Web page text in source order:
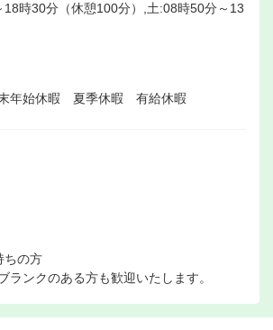
18時30分（休憩100分）,土:08時50分～13
年始休暇 夏季休暇 有給休暇
ちの方
ランクのある方も歓迎いたします。